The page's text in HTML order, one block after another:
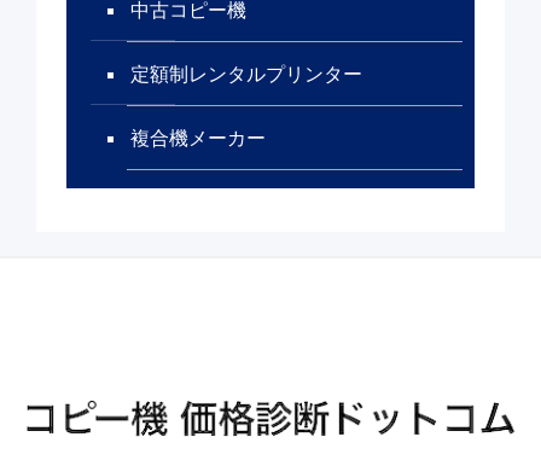
中古コピー機
定額制レンタルプリンター
複合機メーカー